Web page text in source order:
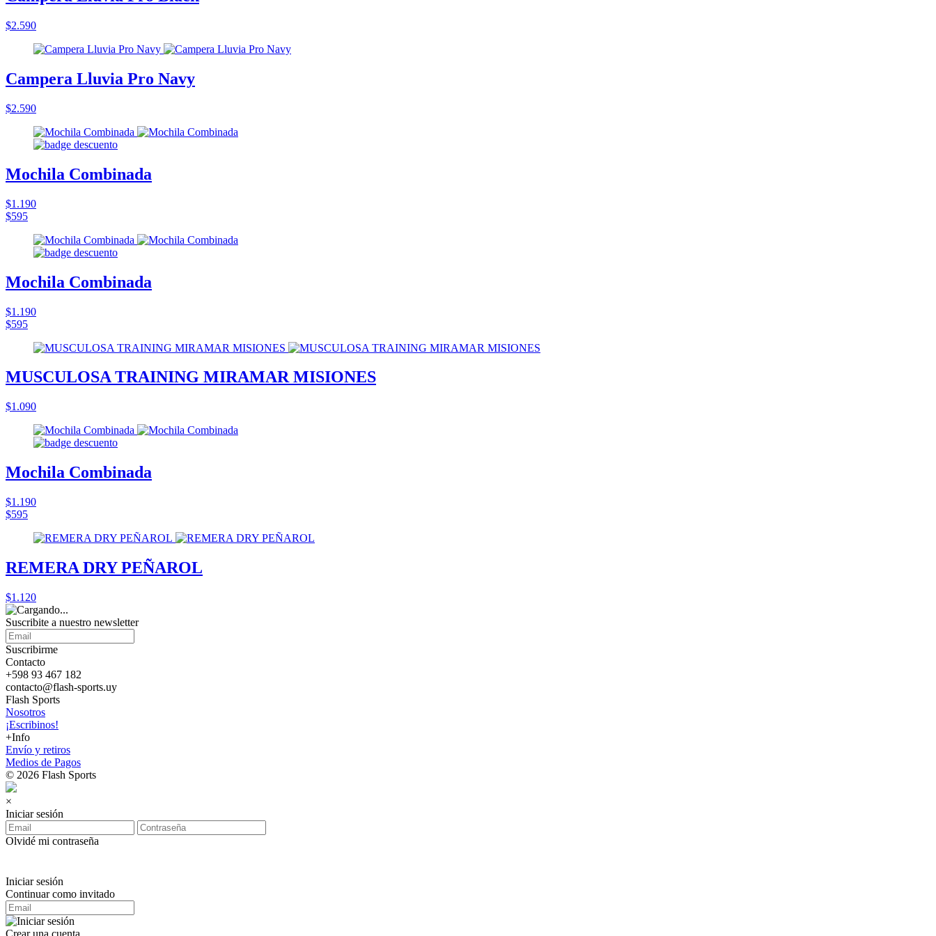
$2.590
Campera Lluvia Pro Navy
$2.590
Mochila Combinada
$1.190
$595
Mochila Combinada
$1.190
$595
MUSCULOSA TRAINING MIRAMAR MISIONES
$1.090
Mochila Combinada
$1.190
$595
REMERA DRY PEÑAROL
$1.120
Suscribite a nuestro newsletter
Suscribirme
Contacto
+598 93 467 182
contacto@flash-sports.uy
Flash Sports
Nosotros
¡Escribinos!
+Info
Envío y retiros
Medios de Pagos
© 2026 Flash Sports
×
Iniciar sesión
Olvidé mi contraseña
Iniciar sesión
Continuar como invitado
Crear una cuenta